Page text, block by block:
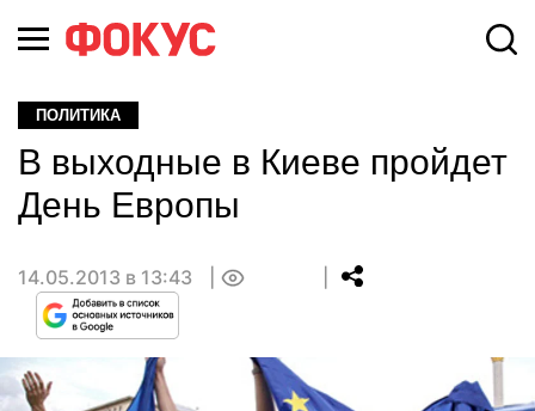
ПОЛИТИКА
В выходные в Киеве пройдет
День Европы
14.05.2013 в 13:43